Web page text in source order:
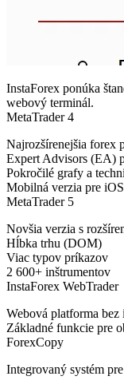
InstaForex ponúka
webový terminál.
MetaTrader 4
Najrozšírenejšia forex
Expert Advisors (EA)
Pokročilé grafy a
Mobilná verzia pre
MetaTrader 5
Novšia verzia s
Hĺbka trhu (DOM)
Viac typov príkazov
2 600+ inštrumentov
InstaForex WebTrader
Webová platforma bez
Základné funkcie pre
ForexCopy
Integrovaný systém